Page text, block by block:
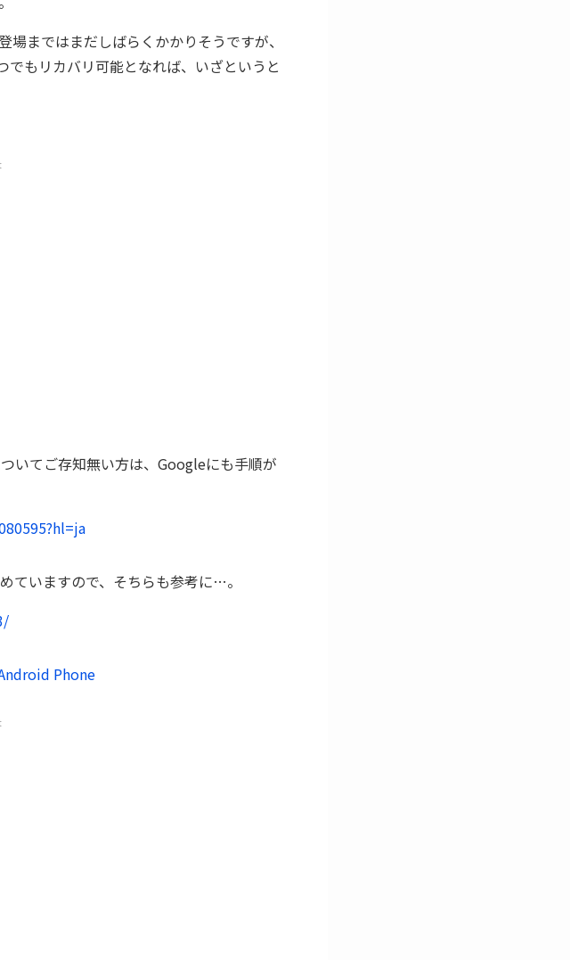
まではまだしばらくかかりそうですが、
もリカバリ可能となれば、いざというと
いてご存知無い方は、Googleにも手順が
ていますので、そちらも参考に…。
Phone